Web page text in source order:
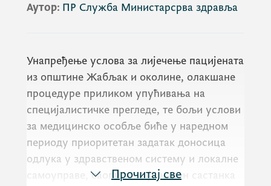
Аутор: ПР Служба Министарсрва здравља
Унапређење услова за лијечење пацијената
из општине Жабљак и околине, олакшане
процедуре приликом упућивања на
специјалистичке прегледе, те бољи услови
за медицинско особље биће у наредном
периоду приоритетан задатак доносица
одлука у здравственом систему и локалне
самоуправе, саопштено је након састанка
Прочитај све